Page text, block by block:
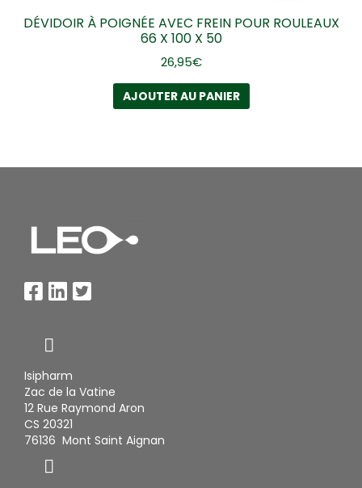
DÉVIDOIR À POIGNÉE AVEC FREIN POUR ROULEAUX
66 X 100 X 50
26,95€
AJOUTER AU PANIER
Isipharm
Zac de la Vatine
12 Rue Raymond Aron
CS 20321
76136 Mont Saint Aignan